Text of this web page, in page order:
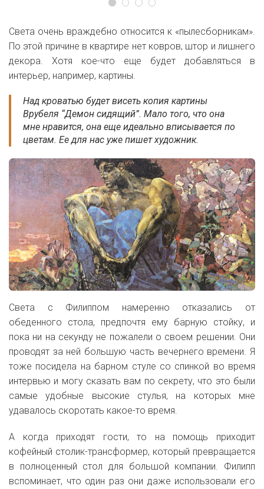
Света очень враждебно относится к «пылесборникам».
По этой причине в квартире нет ковров, штор и лишнего
декора. Хотя кое-что еще будет добавляться в
интерьер, например, картины.
Над кроватью будет висеть копия картины
Врубеля “Демон сидящий”. Мало того, что она
мне нравится, она еще идеально вписывается по
цветам. Ее для нас уже пишет художник.
Света с Филиппом намеренно отказались от
обеденного стола, предпочтя ему барную стойку, и
пока ни на секунду не пожалели о своем решении. Они
проводят за ней большую часть вечернего времени. Я
тоже посидела на барном стуле со спинкой во время
интервью и могу сказать вам по секрету, что это были
самые удобные высокие стулья, на которых мне
удавалось скоротать какое-то время.
А когда приходят гости, то на помощь приходит
кофейный столик-трансформер, который превращается
в полноценный стол для большой компании. Филипп
вспоминает, что один раз они даже использовали его